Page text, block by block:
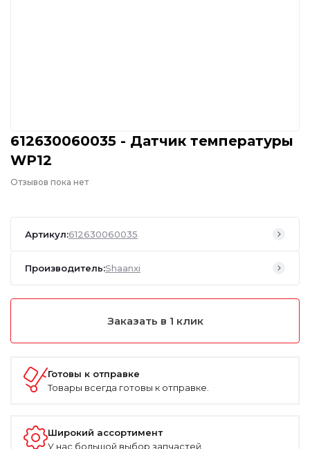
612630060035 - Датчик температуры
WP12
Отзывов пока нет
Артикул:612630060035
Производитель:Shaanxi
Заказать в 1 клик
Готовы к отправке
Товары всегда готовы к отправке.
Широкий ассортимент
У нас большой выбор запчастей.